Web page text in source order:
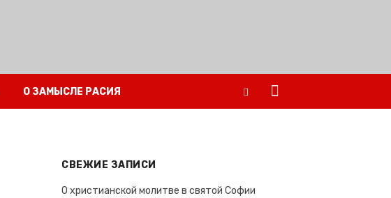
О ЗАМЫСЛЕ РАСИЯ
СВЕЖИЕ ЗАПИСИ
О христианской молитве в святой Софии